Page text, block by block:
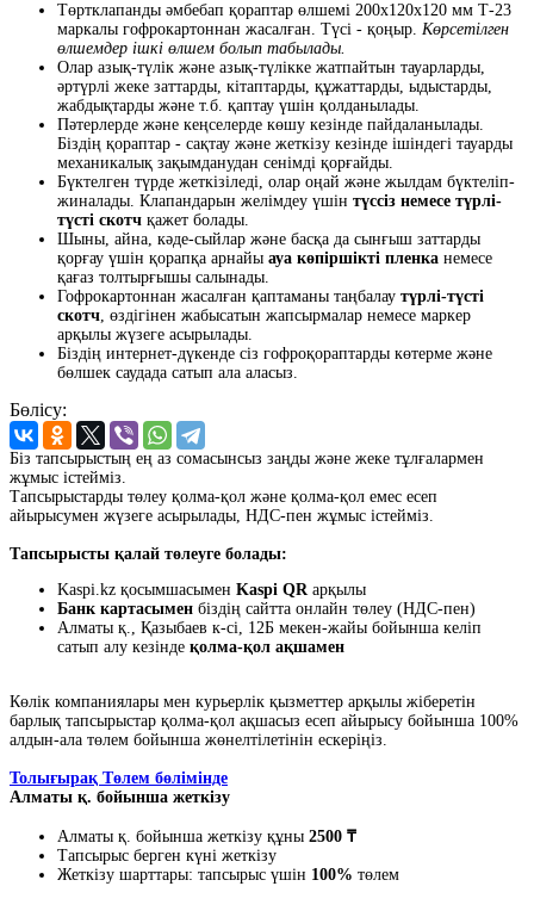
Төртклапанды әмбебап қораптар өлшемі 200x120x120 мм Т-23
маркалы гофрокартоннан жасалған. Түсі - қоңыр. Көрсетілген
өлшемдер ішкі өлшем болып табылады.
Олар азық-түлік және азық-түлікке жатпайтын тауарларды,
әртүрлі жеке заттарды, кітаптарды, құжаттарды, ыдыстарды,
жабдықтарды және т.б. қаптау үшін қолданылады.
Пәтерлерде және кеңселерде көшу кезінде пайдаланылады.
Біздің қораптар - сақтау және жеткізу кезінде ішіндегі тауарды
механикалық зақымданудан сенімді қорғайды.
Бүктелген түрде жеткізіледі, олар оңай және жылдам бүктеліп-
жиналады. Клапандарын желімдеу үшін түссіз немесе түрлі-
түсті скотч қажет болады.
Шыны, айна, кәде-сыйлар және басқа да сынғыш заттарды
қорғау үшін қорапқа арнайы ауа көпіршікті пленка немесе
қағаз толтырғышы салынады.
Гофрокартоннан жасалған қаптаманы таңбалау түрлі-түсті
скотч, өздігінен жабысатын жапсырмалар немесе маркер
арқылы жүзеге асырылады.
Біздің интернет-дүкенде сіз гофроқораптарды көтерме және
бөлшек саудада сатып ала аласыз.
Бөлісу:
Біз тапсырыстың ең аз сомасынсыз заңды және жеке тұлғалармен
жұмыс істейміз.
Тапсырыстарды төлеу қолма-қол және қолма-қол емес есеп
айырысумен жүзеге асырылады, НДС-пен жұмыс істейміз.
Тапсырысты қалай төлеуге болады:
Kaspi.kz қосымшасымен Kaspi QRарқылы
Банк картасымен біздің сайтта онлайн төлеу (НДС-пен)
Алматы қ., Қазыбаев к-сі, 12Б мекен-жайы бойынша келіп
сатып алу кезінде қолма-қол ақшамен
Көлік компаниялары мен курьерлік қызметтер арқылы жіберетін
барлық тапсырыстар қолма-қол ақшасыз есеп айырысу бойынша 100%
алдын-ала төлем бойынша жөнелтілетінін ескеріңіз.
Толығырақ Төлем бөлімінде
Алматы қ. бойынша жеткізу
Алматы қ. бойынша жеткізу құны 2500 ₸
Тапсырыс берген күні жеткізу
Жеткізу шарттары: тапсырыс үшін 100% төлем